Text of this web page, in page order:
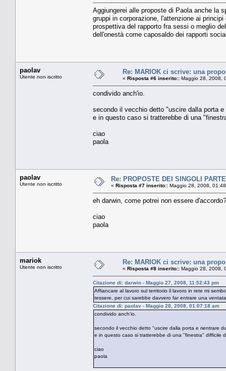
Aggiungerei alle proposte di Paola anche la
gruppi in corporazione, l'attenzione ai
prospettiva del rapporto fra sessi o meglio
dell'onestà come caposaldo dei rapporti
paolav
Utente non iscritto
Re: MARIOK ci scrive: una
« Risposta #6 inserito:: Maggio 28, 2008,
condivido anch'io.
secondo il vecchio detto "uscire dalla porta
e in questo caso si tratterebbe di una
ciao
paola
paolav
Utente non iscritto
Re: PROPOSTE DEI SINGOLI
« Risposta #7 inserito:: Maggio 28, 2008,
eh darwin, come potrei non essere
ciao
paola
mariok
Utente non iscritto
Re: MARIOK ci scrive: una
« Risposta #8 inserito:: Maggio 28, 2008,
Citazione di: darwin - Maggio 27, 2008, 11:52:43 pm
Affiancare al lavoro sul territorio il lavoro in rete mi
tessere, per cui sarebbe davvero far entrare una
Citazione di: paolav - Maggio 28, 2008, 01:07:18 am
condivido anch'io.
secondo il vecchio detto "uscire dalla porta e rientrare
e in questo caso si tratterebbe di una "finestra" difficile
ciao
paola